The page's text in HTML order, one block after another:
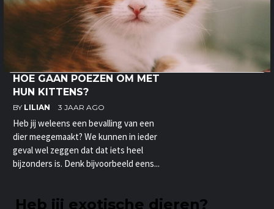
HOE GAAN POEZEN OM MET
HUN KITTENS?
BY LILIAN 3 JAAR AGO
Heb jij weleens een bevalling van een
dier meegemaakt? We kunnen in ieder
geval wel zeggen dat dat iets heel
bijzonders is. Denk bijvoorbeeld eens...
Heb jij exotische dieren?